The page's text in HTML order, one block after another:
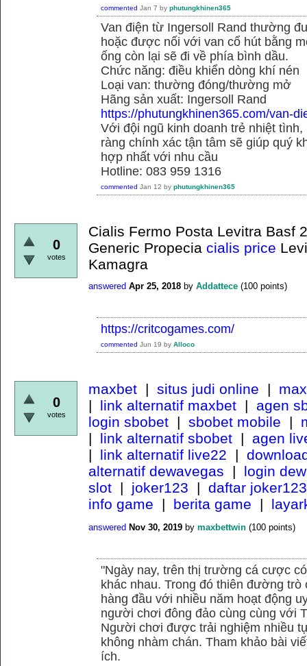
commented Jan 7 by phutungkhinen365
Van điện từ Ingersoll Rand thường
hoặc được nối với van cổ hút bằng
ống còn lại sẽ đi về phía bình dầu.
Chức năng: điều khiển dòng khí nén
Loại van: thường đóng/thường mở
Hãng sản xuất: Ingersoll Rand
https://phutungkhinen365.com/van-
Với đội ngũ kinh doanh trẻ nhiệt
ràng chính xác tận tâm sẽ giúp quý
hợp nhất với nhu cầu
Hotline: 083 959 1316
commented Jan 12 by phutungkhinen365
0
votes
Cialis Fermo Posta Levitra Basf
Generic Propecia cialis price
Kamagra
answered Apr 25, 2018 by Addattece (100 points)
https://critcogames.com/
commented Jun 19 by Alloco
0
votes
maxbet | situs judi online |
| link alternatif maxbet | agen
login sbobet | sbobet mobile |
| link alternatif sbobet | agen
| link alternatif live22 |
alternatif dewavegas | login
slot | joker123 | daftar joker123
info game | berita game |
answered Nov 30, 2019 by maxbettwin (100 points)
"Ngày nay, trên thị trường cá cược
khác nhau. Trong đó thiên đường
hàng đầu với nhiều năm hoạt động
người chơi đông đảo cùng cùng với
Người chơi được trải nghiệm nhiều
không nhàm chán. Tham khảo bài
ích.